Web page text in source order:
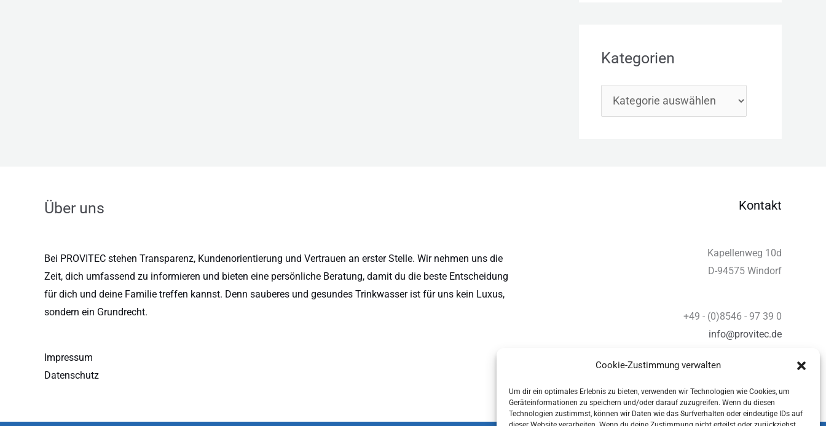
Cookie-Zustimmung verwalten
Um dir ein optimales Erlebnis zu bieten, verwenden wir Technologien wie Cookies, um
Geräteinformationen zu speichern und/oder darauf zuzugreifen. Wenn du diesen
Technologien zustimmst, können wir Daten wie das Surfverhalten oder eindeutige IDs auf
Kategorien
Über uns
Bei PROVITEC stehen Transparenz, Kundenorientierung und Vertrauen an erster Stelle. Wir nehmen uns die
Zeit, dich umfassend zu informieren und bieten eine persönliche Beratung, damit du die beste Entscheidung
für dich und deine Familie treffen kannst. Denn sauberes und gesundes Trinkwasser ist für uns kein Luxus,
sondern ein Grundrecht.
Impressum
Datenschutz
Kontakt
Kapellenweg 10d
D-94575 Windorf
+49 - (0)8546 - 97 39 0
info@provitec.de